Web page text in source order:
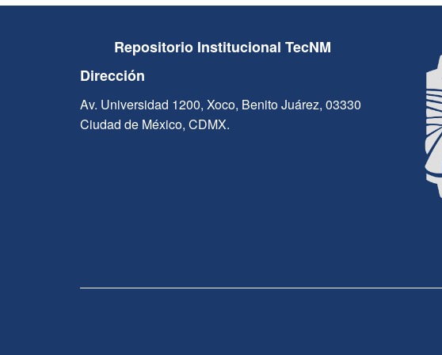
Repositorio Institucional TecNM
Dirección
Av. Universidad 1200, Xoco, Benito Juárez, 03330
Ciudad de México, CDMX.